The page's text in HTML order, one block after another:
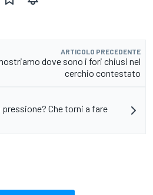
ARTICOLO PRECEDENTE
dove sono i fori chiusi nel
cerchio contestato
Che torni a fare